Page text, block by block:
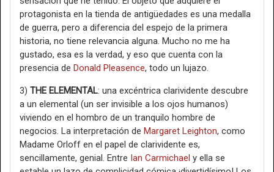
protagonista en la tienda de antigüedades es una medalla
de guerra, pero a diferencia del espejo de la primera
historia, no tiene relevancia alguna. Mucho no me ha
gustado, esa es la verdad, y eso que cuenta con la
presencia de Donald Pleasence, todo un lujazo.
3) THE ELEMENTAL: una excéntrica clarividente descubre
a un elemental (un ser invisible a los ojos humanos)
viviendo en el hombro de un tranquilo hombre de
negocios. La interpretación de Margaret Leighton, como
Madame Orloff en el papel de clarividente es,
sencillamente, genial. Entre Ian Carmichael y ella se